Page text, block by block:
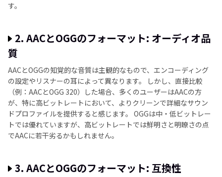
す。
2. AACとOGGのフォーマット: オーディオ品
質
AACとOGGの知覚的な音質は主観的なもので、エンコーディング
の設定やリスナーの耳によって異なります。 しかし、直接比較
（例：AACとOGG 320）した場合、多くのユーザーはAACの方
が、特に高ビットレートにおいて、よりクリーンで詳細なサウン
ドプロファイルを提供すると感じます。 OGGは中・低ビットレー
トでは優れていますが、高ビットレートでは鮮明さと明瞭さの点
でAACに若干劣るかもしれません。
3. AACとOGGのフォーマット: 互換性